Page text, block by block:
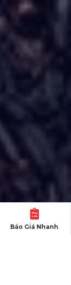
Báo Giá Nhanh